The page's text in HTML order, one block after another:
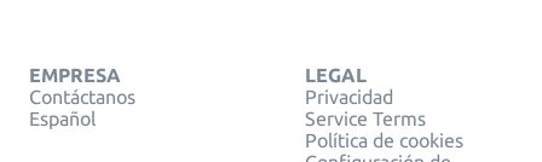
EMPRESA
Contáctanos
Español
LEGAL
Privacidad
Service Terms
Política de cookies